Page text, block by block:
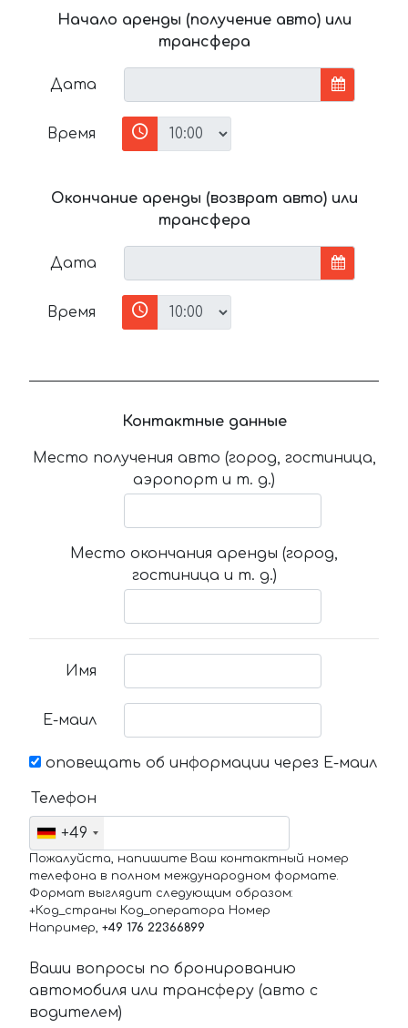
Начало аренды (получение авто) или
трансфера
Дата
Время
Окончание аренды (возврат авто) или
трансфера
Дата
Время
Контактные данные
Место получения авто (город, гостиница,
аэропорт и т. д.)
Место окончания аренды (город,
гостиница и т. д.)
Имя
Е-маил
оповещать об информации через Е-маил
Телефон
+49
Пожалуйста, напишите Ваш контактный номер
телефона в полном международном формате.
Формат выглядит следующим образом:
+Код_страны Код_оператора Номер
Например, +49 176 22366899
Ваши вопросы по бронированию
автомобиля или трансферу (авто с
водителем)